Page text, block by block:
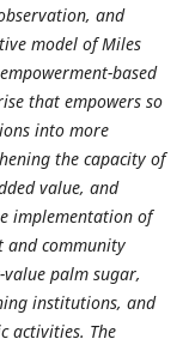
and
model of Miles
based
that empowers so
into more
the capacity of
value, and
implementation of
and community
palm sugar,
institutions, and
activities. The